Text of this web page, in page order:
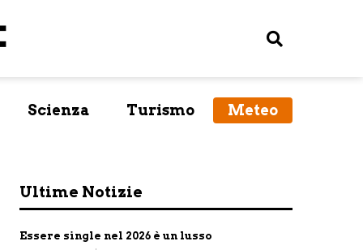
Scienza Turismo Meteo
Ultime Notizie
Essere single nel 2026 è un lusso